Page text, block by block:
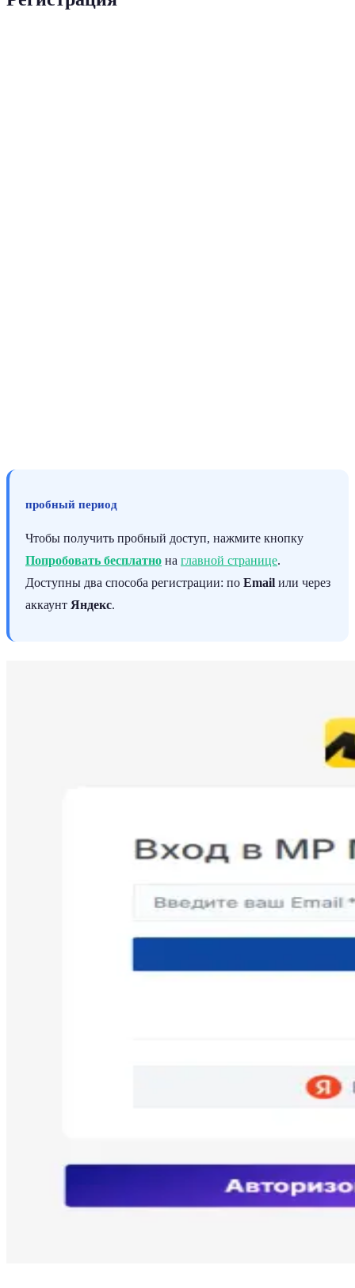
пробный период
Чтобы получить пробный доступ, нажмите кнопку
Попробовать бесплатно на главной странице.
Доступны два способа регистрации: по Email или через
аккаунт Яндекс.